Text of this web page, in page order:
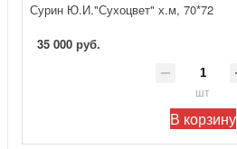
Сурин Ю.И."Сухоцвет" х.м, 70*72
35 000 руб.
шт
В корзину